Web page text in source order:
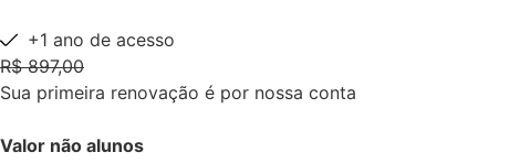
+1 ano de acesso
R$ 897,00
Sua primeira renovação é por nossa conta
Valor não alunos